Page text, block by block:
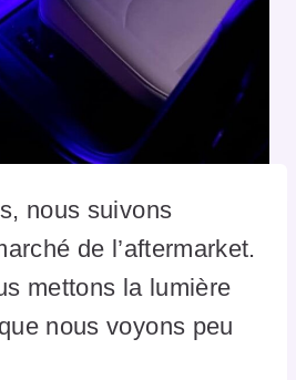
nous suivons
de l’aftermarket.
mettons la lumière
nous voyons peu